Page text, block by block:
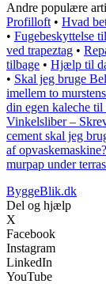
Andre populære
Profilloft • Hvad
• Fugebeskyttelse
ved trapeztag •
tilbage • Hjælp til
• Skal jeg bruge
imellem to
din egen kaleche til
Vinkelsliber –
cement skal jeg
af opvaskemaskine?
murpap under
ByggeBlik.dk
Del og hjælp
X
Facebook
Instagram
LinkedIn
YouTube